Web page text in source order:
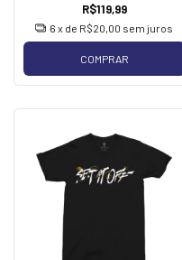
R$119,99
6 x de R$20,00 sem juros
COMPRAR